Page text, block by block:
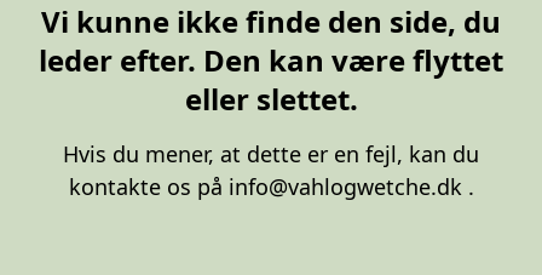
Vi kunne ikke finde den side, du
leder efter. Den kan være flyttet
eller slettet.
Hvis du mener, at dette er en fejl, kan du
kontakte os på info@vahlogwetche.dk.